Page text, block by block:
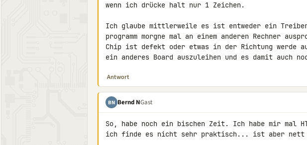
wenn ich drücke halt nur 1 Zeichen.
Ich glaube mittlerweile es ist entweder ein
programm morgne mal an einem anderen Rechner
Chip ist defekt oder etwas in der Richtung werde
ein anderes Board auszuleihen und es damit auch
Antwort
BN Bernd NGast
So, habe noch ein bischen Zeit. Ich habe mir mal
ich finde es nicht sehr praktisch... ist aber nett